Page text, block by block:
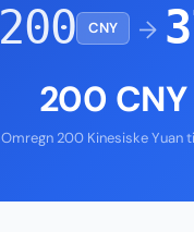
200 CNY →
200
Omregn 200 Kinesiske Yuan